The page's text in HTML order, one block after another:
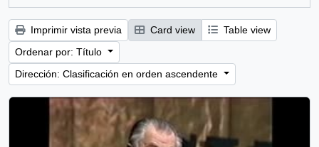
Imprimir vista previa Card view
Table view
Ordenar por: Título
Dirección: Clasificación en orden ascendente